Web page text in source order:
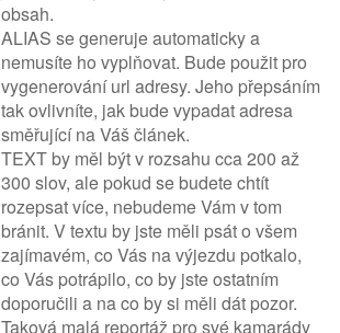
obsah.
ALIAS se generuje automaticky a
nemusíte ho vyplňovat. Bude použit pro
vygenerování url adresy. Jeho přepsáním
tak ovlivníte, jak bude vypadat adresa
směřující na Váš článek.
TEXT by měl být v rozsahu cca 200 až
300 slov, ale pokud se budete chtít
rozepsat více, nebudeme Vám v tom
bránit. V textu by jste měli psát o všem
zajímavém, co Vás na výjezdu potkalo,
co Vás potrápilo, co by jste ostatním
doporučili a na co by si měli dát pozor.
Taková malá reportáž pro své kamarády